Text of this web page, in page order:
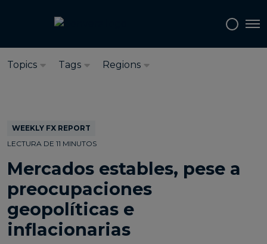
Topics Tags Regions
Seleccione el idioma:
WEEKLY FX REPORT
LECTURA DE 11 MINUTOS
Mercados estables, pese a
preocupaciones
geopolíticas e
inflacionarias